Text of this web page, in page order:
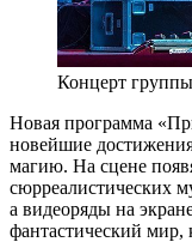
Концерт
Новая программа
новейшие
магию. На сцене
сюрреалистических
а видеоряды на
фантастический мир,